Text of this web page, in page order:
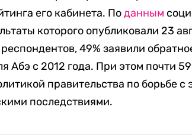
его кабинета. Поданным
которого опубликовали 23
49% заявили
Абэ с 2012 года. При этом почти
правительства по борьбе
последствиями.